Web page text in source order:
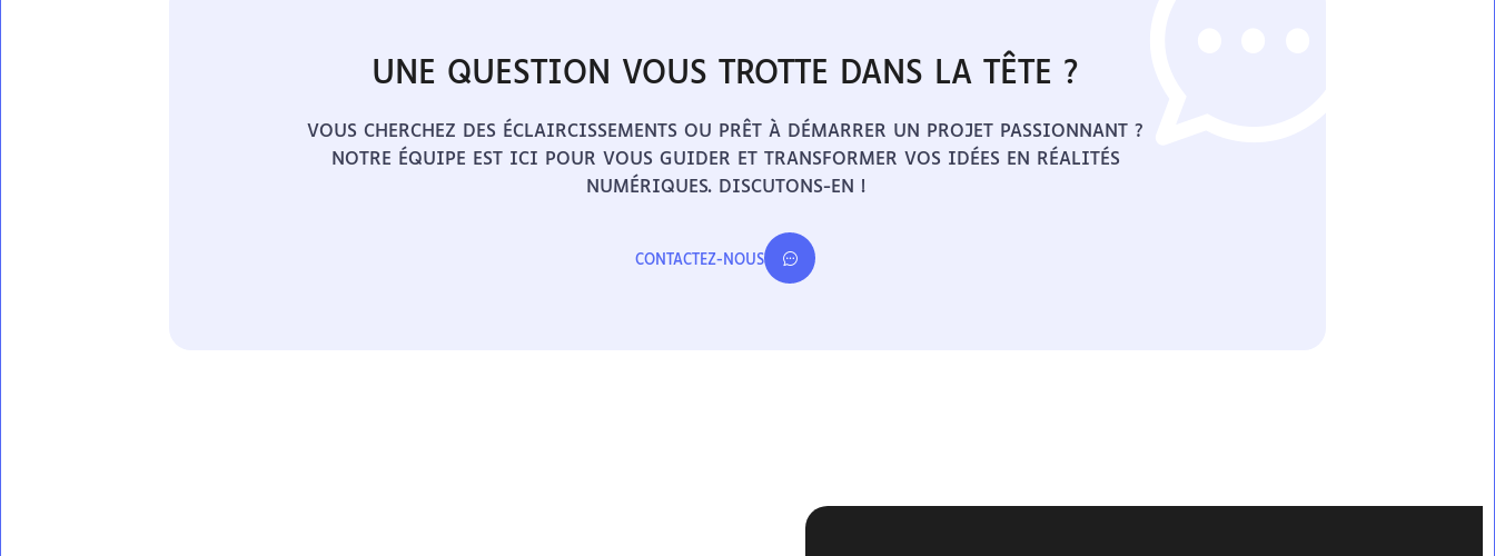
UNE QUESTION VOUS TROTTE DANS LA TÊTE ?
VOUS CHERCHEZ DES ÉCLAIRCISSEMENTS OU PRÊT À DÉMARRER UN PROJET PASSIONNANT ?
NOTRE ÉQUIPE EST ICI POUR VOUS GUIDER ET TRANSFORMER VOS IDÉES EN RÉALITÉS
NUMÉRIQUES. DISCUTONS-EN !
CONTACTEZ-NOUS